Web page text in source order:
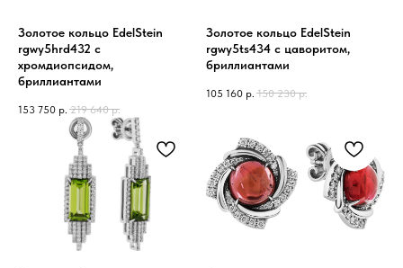
Золотое кольцо EdelStein
rgwy5hrd432 с
хромдиопсидом,
бриллиантами
153 750 р. 219 640 р.
Золотое кольцо EdelStein
rgwy5ts434 с цаворитом,
бриллиантами
105 160 р. 150 230 р.